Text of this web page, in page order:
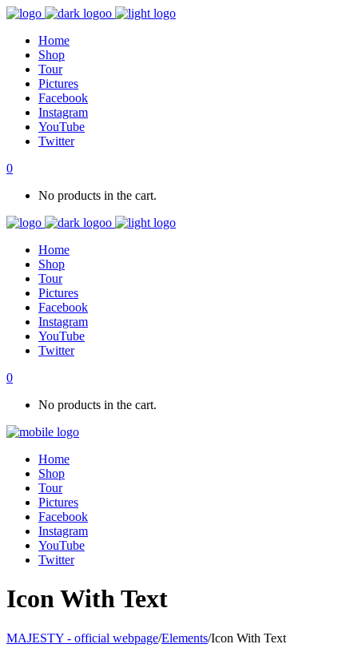
Home
Shop
Tour
Pictures
Facebook
Instagram
YouTube
Twitter
0
No products in the cart.
Home
Shop
Tour
Pictures
Facebook
Instagram
YouTube
Twitter
0
No products in the cart.
Home
Shop
Tour
Pictures
Facebook
Instagram
YouTube
Twitter
Icon With Text
MAJESTY - official webpage/Elements/Icon With Text